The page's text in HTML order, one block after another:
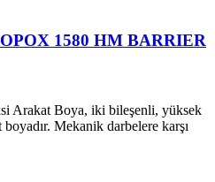
1580 HM BARRIER
₺
Arakat Boya, iki bileşenli, yüksek
Mekanik darbelere karşı